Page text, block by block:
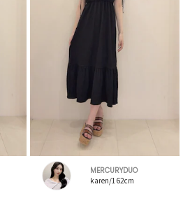
MERCURYDUO
karen/162cm